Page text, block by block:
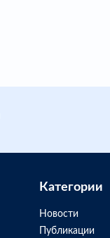
Категории
Новости
Публикации